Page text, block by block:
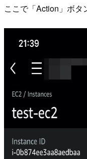
ここで「Action」ボタ